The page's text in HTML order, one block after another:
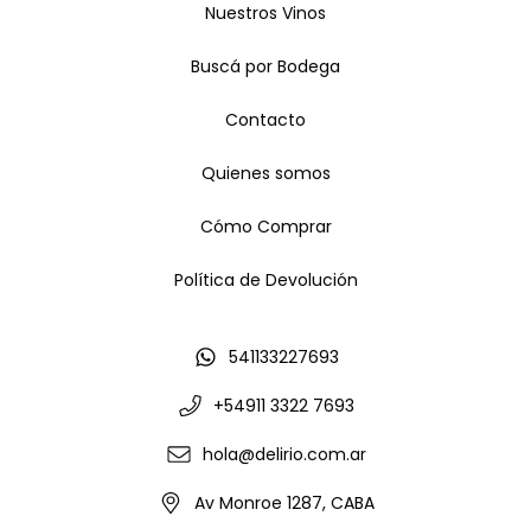
Nuestros Vinos
Buscá por Bodega
Contacto
Quienes somos
Cómo Comprar
Política de Devolución
541133227693
+54911 3322 7693
hola@delirio.com.ar
Av Monroe 1287, CABA